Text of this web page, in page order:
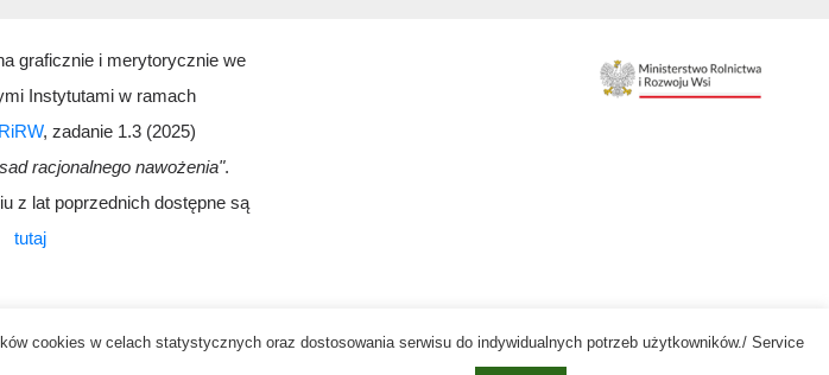
graficznie i merytorycznie we
Instytutami w ramach
, zadanie 1.3 (2025)
racjonalnego nawożenia".
z lat poprzednich dostępne są
tutaj
cookies w celach statystycznych oraz dostosowania serwisu do indywidualnych potrzeb użytkowników./ Service